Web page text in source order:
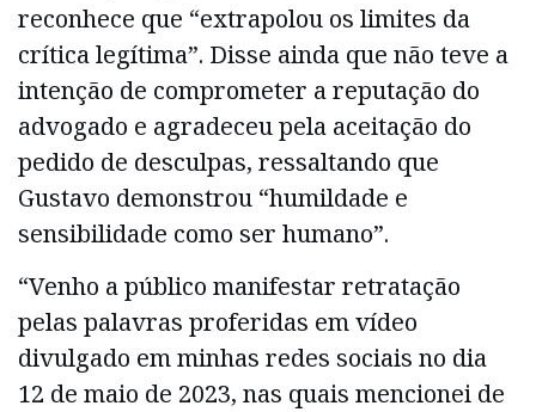
reconhece que “extrapolou os limites da
crítica legítima”. Disse ainda que não teve a
intenção de comprometer a reputação do
advogado e agradeceu pela aceitação do
pedido de desculpas, ressaltando que
Gustavo demonstrou “humildade e
sensibilidade como ser humano”.
“Venho a público manifestar retratação
pelas palavras proferidas em vídeo
divulgado em minhas redes sociais no dia
12 de maio de 2023, nas quais mencionei de